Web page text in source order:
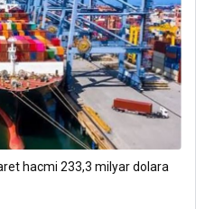
hacmi 233,3 milyar dolara